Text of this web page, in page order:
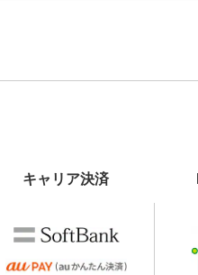
キャリア決済